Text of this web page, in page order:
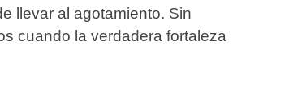
llevar al agotamiento. Sin
cuando la verdadera fortaleza